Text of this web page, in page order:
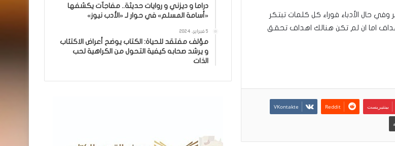
وفي حال الأدباء فوراء كل كلمات تبتكر
اما ان لم تكن هنالك اهداف تحقق
بينتيريست
دراما و ديزني و روايات حديثة.. مفاجآت يكشفها
«أسامة المسلم» في حوار لـ «الأدب نيوز»
5 فبراير، 2024
مؤلف مفتقد للحياة: الكتاب يوضح أعراض الاكتئاب
و يرشد صحابه كيفية التحول من الكراهية لحب
الذات